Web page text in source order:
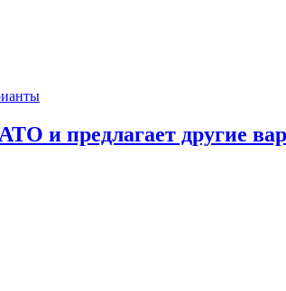
и предлагает другие